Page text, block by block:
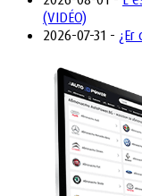
(VIDÉO)
2026-07-31 -